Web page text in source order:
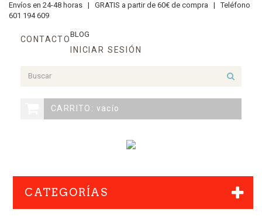
Envíos en 24-48 horas | GRATIS a partir de 60€ de compra | Teléfono
601 194 609
BLOG
CONTACTO
INICIAR SESIÓN
CARRITO: vacío
CATEGORÍAS